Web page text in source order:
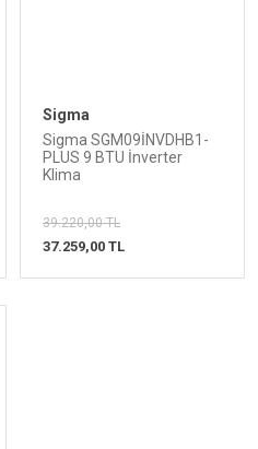
Sigma
Sigma SGM09İNVDHB1-
PLUS 9 BTU İnverter
Klima
39.220,00 TL
37.259,00 TL